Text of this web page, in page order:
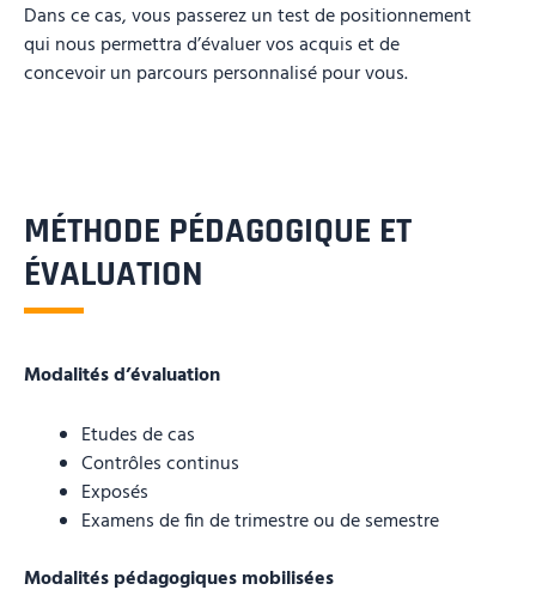
Dans ce cas, vous passerez un test de positionnement
qui nous permettra d’évaluer vos acquis et de
concevoir un parcours personnalisé pour vous.
MÉTHODE PÉDAGOGIQUE ET
ÉVALUATION
Modalités d’évaluation
Etudes de cas
Contrôles continus
Exposés
Examens de fin de trimestre ou de semestre
Modalités pédagogiques mobilisées